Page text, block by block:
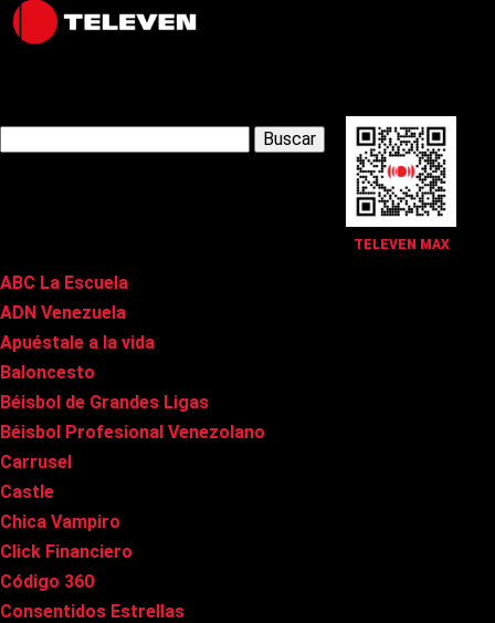
TELEVEN MAX
Latest Posts
ABC La Escuela
ADN Venezuela
Apuéstale a la vida
Baloncesto
Béisbol de Grandes Ligas
Béisbol Profesional Venezolano
Carrusel
Castle
Chica Vampiro
Click Financiero
Código 360
Consentidos Estrellas